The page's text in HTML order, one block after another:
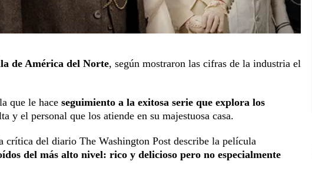
de América del Norte, según mostraron las cifras de la industria el
que le hace seguimiento a la exitosa serie que explora los
y el personal que los atiende en su majestuosa casa.
del diario The Washington Post describe la película
del más alto nivel: rico y delicioso pero no especialmente